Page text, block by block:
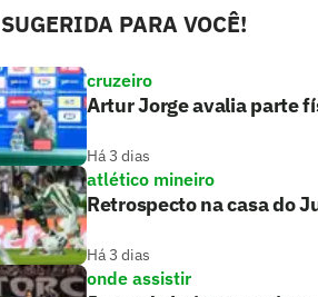
SUGERIDA PARA VOCÊ!
cruzeiro
Artur Jorge avalia parte
Há 3 dias
atlético mineiro
Retrospecto na casa do
Há 3 dias
onde assistir